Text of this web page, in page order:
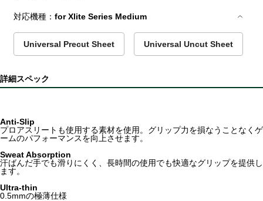
対応機種：for Xlite Series Medium
Universal Precut Sheet Universal Uncut Sheet
詳細スペック
Anti-Slip
プロアスリートも使用する素材を使用。グリップ力を損なうことなくゲ
ームのパフォーマンスを向上させます。
Sweat Absorption
汗ばんだ手でも滑りにくく、長時間の使用でも快適なグリップを提供し
ます。
Ultra-thin
0.5mmの極薄仕様